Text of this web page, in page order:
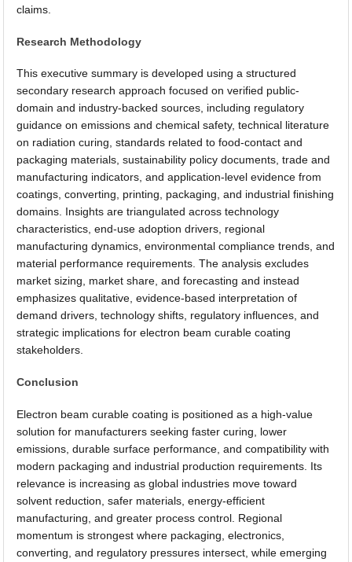
claims.
Research Methodology
This executive summary is developed using a structured
secondary research approach focused on verified public-
domain and industry-backed sources, including regulatory
guidance on emissions and chemical safety, technical literature
on radiation curing, standards related to food-contact and
packaging materials, sustainability policy documents, trade and
manufacturing indicators, and application-level evidence from
coatings, converting, printing, packaging, and industrial finishing
domains. Insights are triangulated across technology
characteristics, end-use adoption drivers, regional
manufacturing dynamics, environmental compliance trends, and
material performance requirements. The analysis excludes
market sizing, market share, and forecasting and instead
emphasizes qualitative, evidence-based interpretation of
demand drivers, technology shifts, regulatory influences, and
strategic implications for electron beam curable coating
stakeholders.
Conclusion
Electron beam curable coating is positioned as a high-value
solution for manufacturers seeking faster curing, lower
emissions, durable surface performance, and compatibility with
modern packaging and industrial production requirements. Its
relevance is increasing as global industries move toward
solvent reduction, safer materials, energy-efficient
manufacturing, and greater process control. Regional
momentum is strongest where packaging, electronics,
converting, and regulatory pressures intersect, while emerging